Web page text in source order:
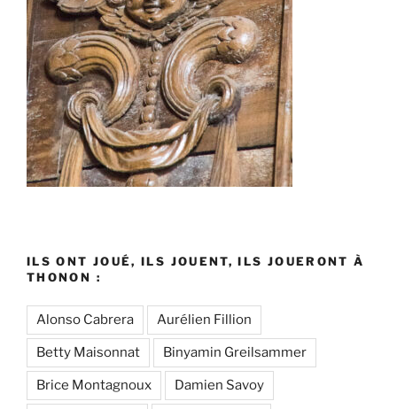
ILS ONT JOUÉ, ILS JOUENT, ILS JOUERONT À
THONON :
Alonso Cabrera Aurélien Fillion
Betty Maisonnat Binyamin Greilsammer
Brice Montagnoux Damien Savoy